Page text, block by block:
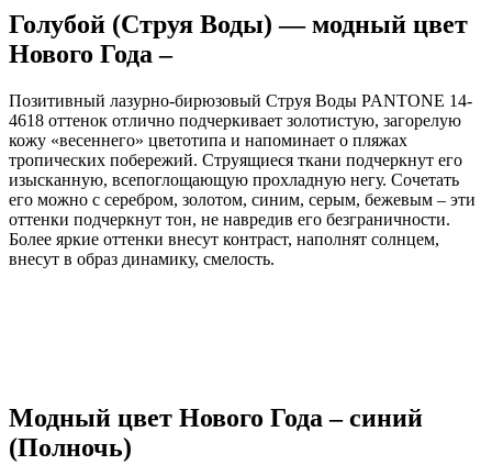
Голубой (Струя Воды) — модный цвет
Нового Года –
Позитивный лазурно-бирюзовый Струя Воды PANTONE 14-
4618 оттенок отлично подчеркивает золотистую, загорелую
кожу «весеннего» цветотипа и напоминает о пляжах
тропических побережий. Струящиеся ткани подчеркнут его
изысканную, всепоглощающую прохладную негу. Сочетать
его можно с серебром, золотом, синим, серым, бежевым – эти
оттенки подчеркнут тон, не навредив его безграничности.
Более яркие оттенки внесут контраст, наполнят солнцем,
внесут в образ динамику, смелость.
Модный цвет Нового Года – синий
(Полночь)